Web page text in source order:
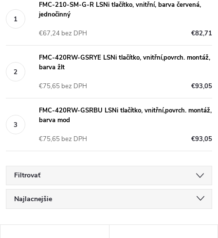
FMC-210-SM-G-R LSNi tlačítko, vnitřní, barva červená,
jednočinný
€82,71
€67,24 bez DPH
FMC-420RW-GSRYE LSNi tlačítko, vnitřní,povrch. montáž,
barva žlt
€93,05
€75,65 bez DPH
FMC-420RW-GSRBU LSNi tlačítko, vnitřní,povrch. montáž,
barva mod
€93,05
€75,65 bez DPH
Filtrovať
R
a
Najlacnejšie